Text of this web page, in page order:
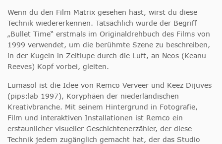
Wenn du den Film Matrix gesehen hast, wirst du diese
Technik wiedererkennen. Tatsächlich wurde der Begriff
„Bullet Time“ erstmals im Originaldrehbuch des Films von
1999 verwendet, um die berühmte Szene zu beschreiben,
in der Kugeln in Zeitlupe durch die Luft, an Neos (Keanu
Reeves) Kopf vorbei, gleiten.
Lumasol ist die Idee von Remco Verveer und Keez Dijuves
(pips:lab 1997), Koryphäen der niederländischen
Kreativbranche. Mit seinem Hintergrund in Fotografie,
Film und interaktiven Installationen ist Remco ein
erstaunlicher visueller Geschichtenerzähler, der diese
Technik jedem zugänglich gemacht hat, der das Studio